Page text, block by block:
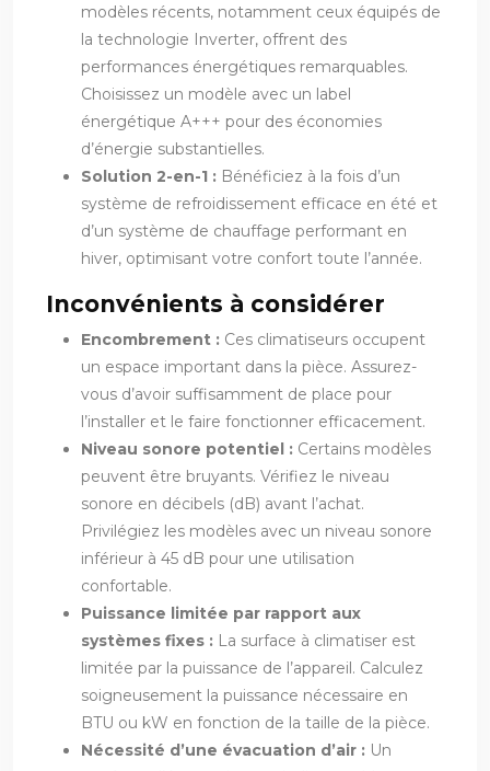
modèles récents, notamment ceux équipés de
la technologie Inverter, offrent des
performances énergétiques remarquables.
Choisissez un modèle avec un label
énergétique A+++ pour des économies
d’énergie substantielles.
Solution 2-en-1 : Bénéficiez à la fois d’un
système de refroidissement efficace en été et
d’un système de chauffage performant en
hiver, optimisant votre confort toute l’année.
Inconvénients à considérer
Encombrement : Ces climatiseurs occupent
un espace important dans la pièce. Assurez-
vous d’avoir suffisamment de place pour
l’installer et le faire fonctionner efficacement.
Niveau sonore potentiel : Certains modèles
peuvent être bruyants. Vérifiez le niveau
sonore en décibels (dB) avant l’achat.
Privilégiez les modèles avec un niveau sonore
inférieur à 45 dB pour une utilisation
confortable.
Puissance limitée par rapport aux
systèmes fixes : La surface à climatiser est
limitée par la puissance de l’appareil. Calculez
soigneusement la puissance nécessaire en
BTU ou kW en fonction de la taille de la pièce.
Nécessité d’une évacuation d’air : Un